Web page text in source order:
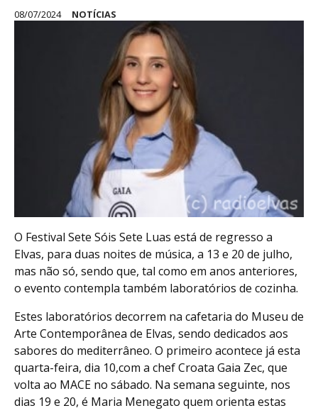
08/07/2024 NOTÍCIAS
O Festival Sete Sóis Sete Luas está de regresso a
Elvas, para duas noites de música, a 13 e 20 de julho,
mas não só, sendo que, tal como em anos anteriores,
o evento contempla também laboratórios de cozinha.
Estes laboratórios decorrem na cafetaria do Museu de
Arte Contemporânea de Elvas, sendo dedicados aos
sabores do mediterrâneo. O primeiro acontece já esta
quarta-feira, dia 10,com a chef Croata Gaia Zec, que
volta ao MACE no sábado. Na semana seguinte, nos
dias 19 e 20, é Maria Menegato quem orienta estas